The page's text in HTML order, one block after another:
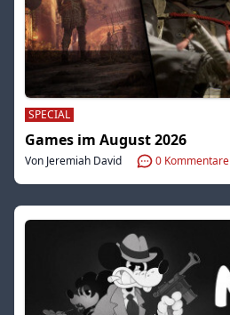
SPECIAL
Games im August 2026
Von Jeremiah David 0 Kommentare